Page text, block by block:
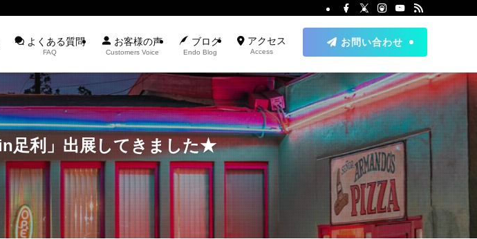
よくある質問
FAQ
お客様の声
Customers Voice
ブログ
Endo Blog
アクセス
Access
お問い合わせ
足利」出展してきました★